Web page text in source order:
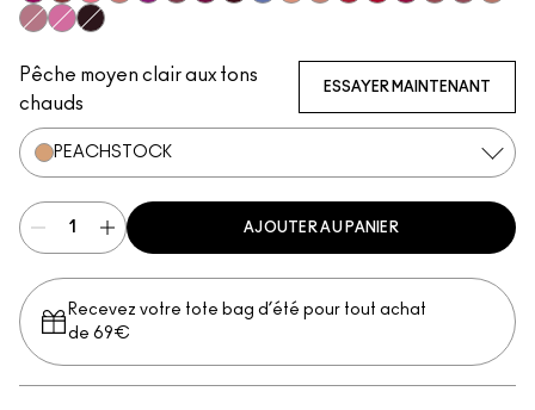
Popstar Pink
Brick-O-La
Grapefruit Pucker
Creme Cup
Pêche moyen clair aux tons
chauds
ESSAYER MAINTENANT
PEACHSTOCK
AJOUTER AU PANIER
Recevez votre tote bag d’été pour tout achat
de 69€